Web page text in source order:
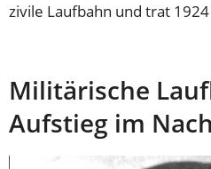
zivile Laufbahn und trat
Militärische
Aufstieg im